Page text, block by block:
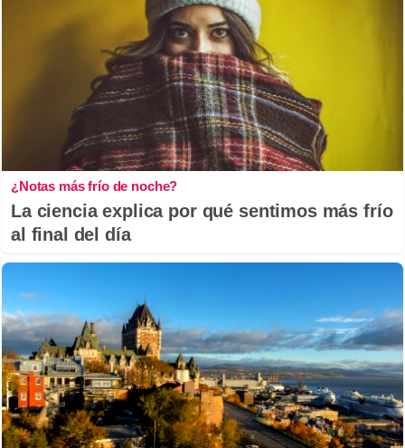
¿Notas más frío de noche?
La ciencia explica por qué sentimos más frío
al final del día